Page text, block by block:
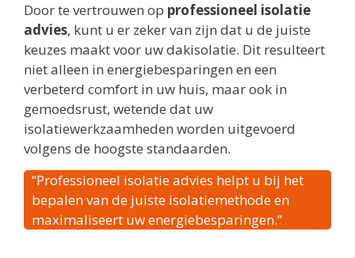
Door te vertrouwen op professioneel isolatie
advies, kunt u er zeker van zijn dat u de juiste
keuzes maakt voor uw dakisolatie. Dit resulteert
niet alleen in energiebesparingen en een
verbeterd comfort in uw huis, maar ook in
gemoedsrust, wetende dat uw
isolatiewerkzaamheden worden uitgevoerd
volgens de hoogste standaarden.
“Professioneel isolatie advies helpt u bij het
bepalen van de juiste isolatiemethode en
maximaliseert uw energiebesparingen.”